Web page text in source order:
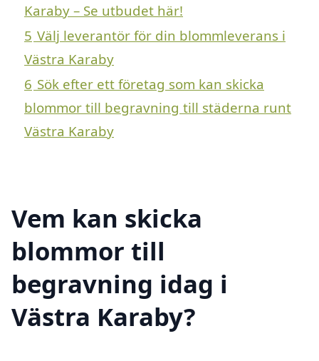
Karaby – Se utbudet här!
5 Välj leverantör för din blommleverans i
Västra Karaby
6 Sök efter ett företag som kan skicka
blommor till begravning till städerna runt
Västra Karaby
Vem kan skicka
blommor till
begravning idag i
Västra Karaby?